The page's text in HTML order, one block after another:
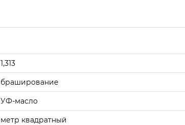
1,313
браширование
УФ-масло
метр квадратный